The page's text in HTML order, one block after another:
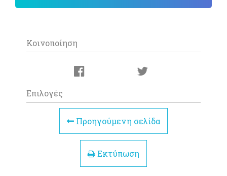
Κοινοποίηση
Επιλογές
Προηγούμενη σελίδα
Εκτύπωση